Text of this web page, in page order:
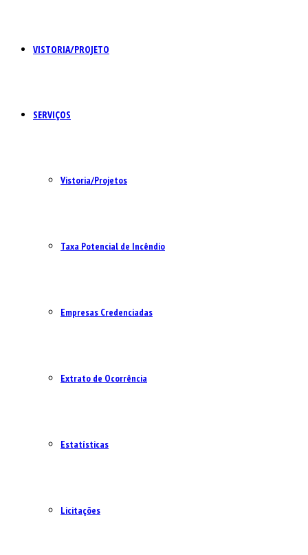
VISTORIA/PROJETO
SERVIÇOS
Vistoria/Projetos
Taxa Potencial de Incêndio
Empresas Credenciadas
Extrato de Ocorrência
Estatísticas
Licitações